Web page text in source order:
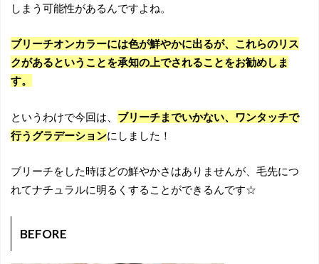
しまう可能性があるんですよね。
ブリーチオンカラーには色が鮮やかに出るが、これらのリス
クがあるということを承知の上でされることをお勧めしま
す。
というわけで今回は、 ブリーチまでいかない、ワンタッチで
行うグラデーションにしました！
ブリーチをした時ほどの鮮やかさはありませんが、毛先につ
れてナチュラルに明るくすることができるんです☆
BEFORE